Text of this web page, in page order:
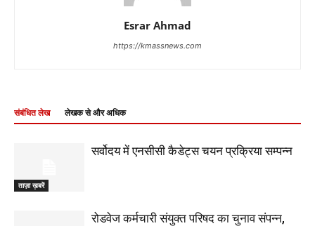
Esrar Ahmad
https://kmassnews.com
संबंधित लेख लेखक से और अधिक
ताज़ा ख़बरें
सर्वोदय में एनसीसी कैडेट्स चयन प्रक्रिया सम्पन्न
रोडवेज कर्मचारी संयुक्त परिषद का चुनाव संपन्न,